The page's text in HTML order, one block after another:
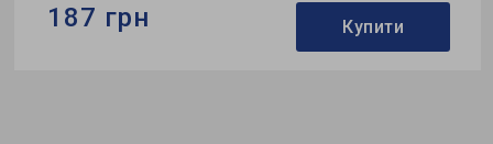
187 грн Купити